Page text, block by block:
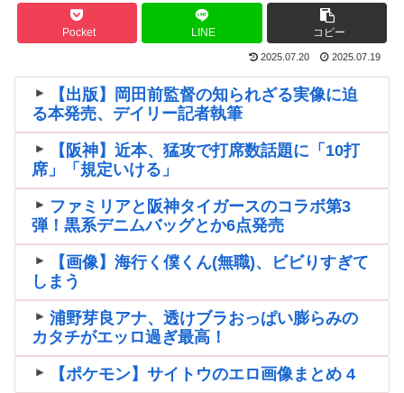
Pocket LINE コピー
2025.07.20 2025.07.19
【出版】岡田前監督の知られざる実像に迫
る本発売、デイリー記者執筆
【阪神】近本、猛攻で打席数話題に「10打
席」「規定いける」
ファミリアと阪神タイガースのコラボ第3
弾！黒系デニムバッグとか6点発売
【画像】海行く僕くん(無職)、ビビりすぎて
しまう
浦野芽良アナ、透けブラおっぱい膨らみの
カタチがエッロ過ぎ最高！
【ポケモン】サイトウのエロ画像まとめ 4